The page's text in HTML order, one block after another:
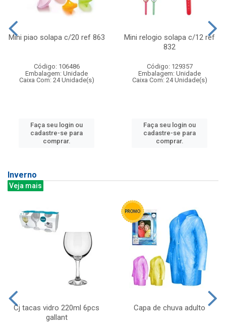
Mini piao solapa c/20 ref 863
Código: 106486
Embalagem: Unidade
Caixa Com: 24 Unidade(s)
Faça seu login ou
cadastre-se para
comprar.
Mini relogio solapa c/12 ref
832
Código: 129357
Embalagem: Unidade
Caixa Com: 24 Unidade(s)
Faça seu login ou
cadastre-se para
comprar.
Inverno
Veja mais
Cj tacas vidro 220ml 6pcs
gallant
Capa de chuva adulto